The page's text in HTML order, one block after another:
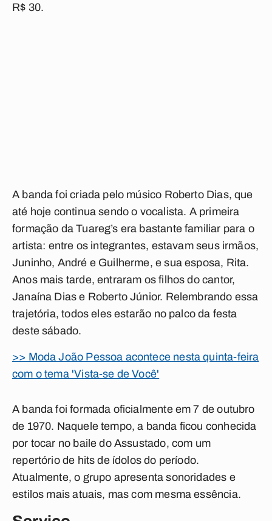
R$ 30.
A banda foi criada pelo músico Roberto Dias, que
até hoje continua sendo o vocalista. A primeira
formação da Tuareg’s era bastante familiar para o
artista: entre os integrantes, estavam seus irmãos,
Juninho, André e Guilherme, e sua esposa, Rita.
Anos mais tarde, entraram os filhos do cantor,
Janaína Dias e Roberto Júnior. Relembrando essa
trajetória, todos eles estarão no palco da festa
deste sábado.
>> Moda João Pessoa acontece nesta quinta-feira
com o tema 'Vista-se de Você'
A banda foi formada oficialmente em 7 de outubro
de 1970. Naquele tempo, a banda ficou conhecida
por tocar no baile do Assustado, com um
repertório de hits de ídolos do período.
Atualmente, o grupo apresenta sonoridades e
estilos mais atuais, mas com mesma essência.